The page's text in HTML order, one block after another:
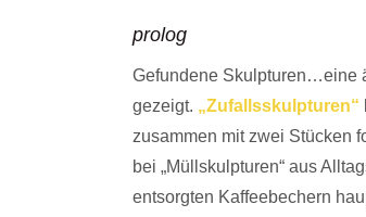
prolog
Gefundene Skulpturen…eine
gezeigt. „Zufallsskulpturen“
zusammen mit zwei Stücken
bei „Müllskulpturen“ aus
entsorgten Kaffeebechern